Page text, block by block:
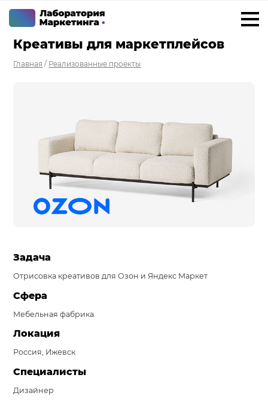
Внедрение amoCRM
Разработка CRM на заказ
ИИ решения для бизнеса
Маркетинг «под ключ»
Разработка сайтов
Система продаж для туристического бизнеса
Повышение конверсии сайтов
Креативы для маркетплейсов
Главная / Реализованные проекты
Задача
Отрисовка креативов для Озон и Яндекс Маркет
Сфера
Мебельная фабрика
Локация
Россия, Ижевск
Специалисты
Дизайнер